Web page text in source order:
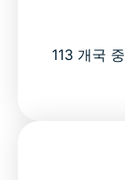
113 개국